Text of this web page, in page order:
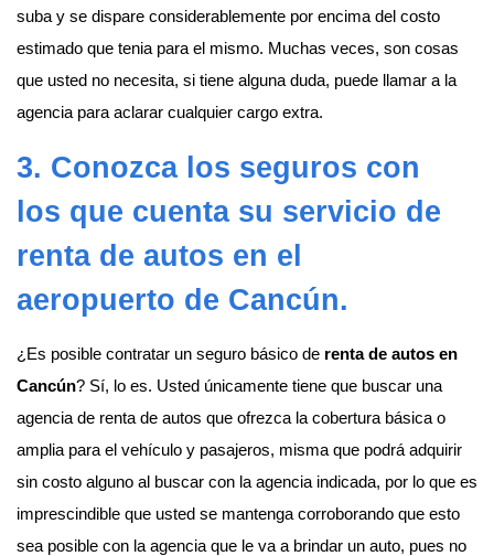
suba y se dispare considerablemente por encima del costo
estimado que tenia para el mismo. Muchas veces, son cosas
que usted no necesita, si tiene alguna duda, puede llamar a la
agencia para aclarar cualquier cargo extra.
3. Conozca los seguros con
los que cuenta su servicio de
renta de autos en el
aeropuerto de Cancún.
¿Es posible contratar un seguro básico de renta de autos en
Cancún? Sí, lo es. Usted únicamente tiene que buscar una
agencia de renta de autos que ofrezca la cobertura básica o
amplia para el vehículo y pasajeros, misma que podrá adquirir
sin costo alguno al buscar con la agencia indicada, por lo que es
imprescindible que usted se mantenga corroborando que esto
sea posible con la agencia que le va a brindar un auto, pues no